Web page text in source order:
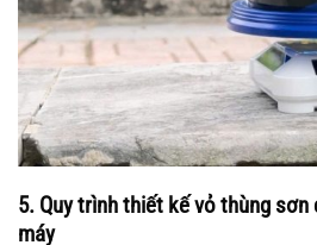
5. Quy trình thiết kế vỏ thùng sơn
máy